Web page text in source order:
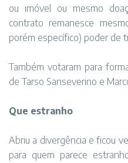
ou imóvel ou mesmo
contrato remanesce
porém específico) poder de
Também votaram para
de Tarso Sanseverino e
Que estranho
Abriu a divergência e ficou
para quem parece